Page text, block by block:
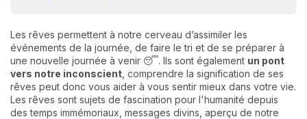
Les rêves permettent à notre cerveau d’assimiler les
événements de la journée, de faire le tri et de se préparer à
une nouvelle journée à venir 😴. Ils sont également un pont
vers notre inconscient , comprendre la signification de ses
rêves peut donc vous aider à vous sentir mieux dans votre vie.
Les rêves sont sujets de fascination pour l'humanité depuis
des temps immémoriaux, messages divins, aperçu de notre